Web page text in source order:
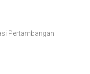
Pertambangan